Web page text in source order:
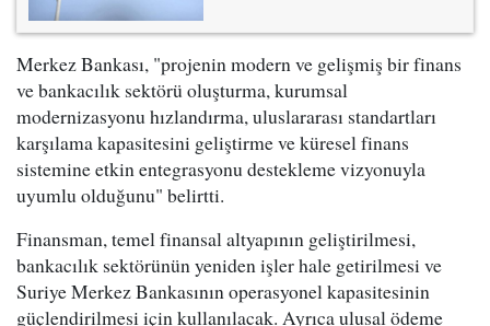
Merkez Bankası, "projenin modern ve gelişmiş bir finans
ve bankacılık sektörü oluşturma, kurumsal
modernizasyonu hızlandırma, uluslararası standartları
karşılama kapasitesini geliştirme ve küresel finans
sistemine etkin entegrasyonu destekleme vizyonuyla
uyumlu olduğunu" belirtti.
Finansman, temel finansal altyapının geliştirilmesi,
bankacılık sektörünün yeniden işler hale getirilmesi ve
Suriye Merkez Bankasının operasyonel kapasitesinin
güçlendirilmesi için kullanılacak. Ayrıca ulusal ödeme